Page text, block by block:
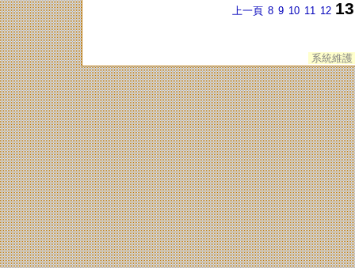
上一頁 8 9 10 11 12 13
系統維護